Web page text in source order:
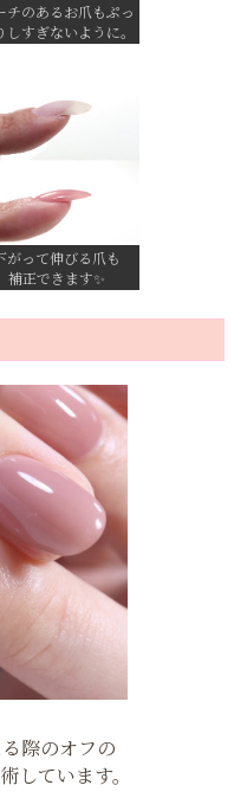
チのあるお爪もぷっ
しすぎないように。
がって伸びる爪も
補正できます✨
際のオフの
しています。